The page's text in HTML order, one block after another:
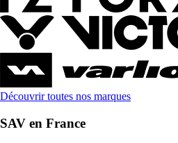
Découvrir toutes nos marques
SAV en France